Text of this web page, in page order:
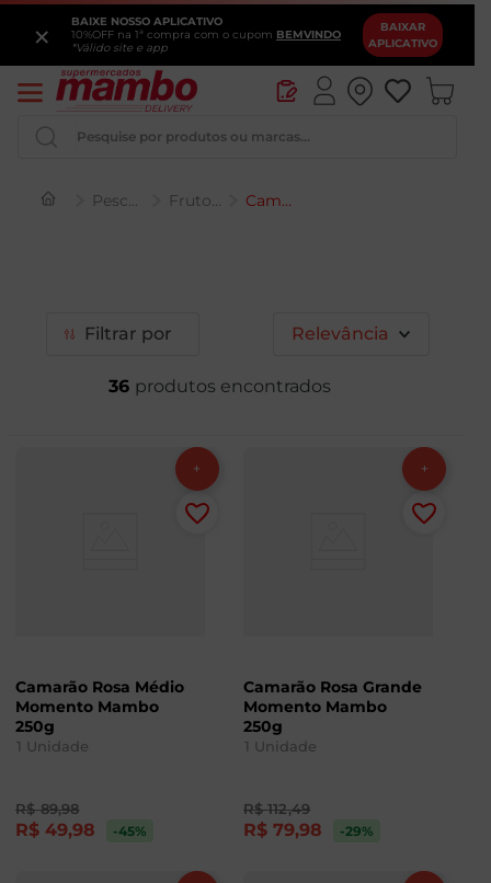
BAIXE NOSSO APLICATIVO
10%OFF na 1ª compra com o cupom BEMVINDO
*Válido site e app
BAIXAR
APLICATIVO
×
Pesquise por produtos ou marcas...
Pescados Frutos do Mar Camarão
Filtrar Relevância
36
Camarão Rosa Médio
Momento Mambo
250g
1 Unidade
R$ 89,98
R$ 49,98 -45%
Camarão Rosa Grande
Momento Mambo
250g
1 Unidade
R$ 112,49
R$ 79,98 -29%